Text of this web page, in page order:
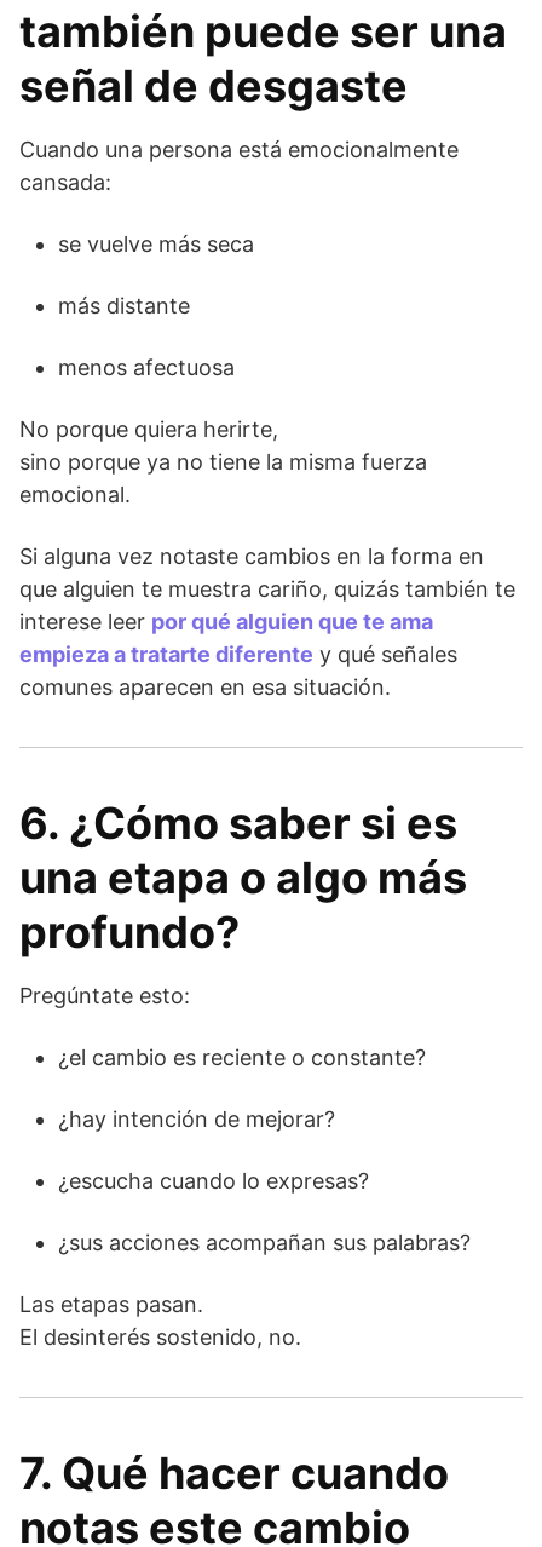
también puede ser una
señal de desgaste
Cuando una persona está emocionalmente
cansada:
se vuelve más seca
más distante
menos afectuosa
No porque quiera herirte,
sino porque ya no tiene la misma fuerza
emocional.
Si alguna vez notaste cambios en la forma en
que alguien te muestra cariño, quizás también te
interese leer por qué alguien que te ama
empieza a tratarte diferente y qué señales
comunes aparecen en esa situación.
6. ¿Cómo saber si es
una etapa o algo más
profundo?
Pregúntate esto:
¿el cambio es reciente o constante?
¿hay intención de mejorar?
¿escucha cuando lo expresas?
¿sus acciones acompañan sus palabras?
Las etapas pasan.
El desinterés sostenido, no.
7. Qué hacer cuando
notas este cambio